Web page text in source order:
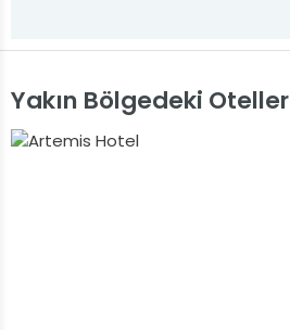
Yakın Bölgedeki Oteller